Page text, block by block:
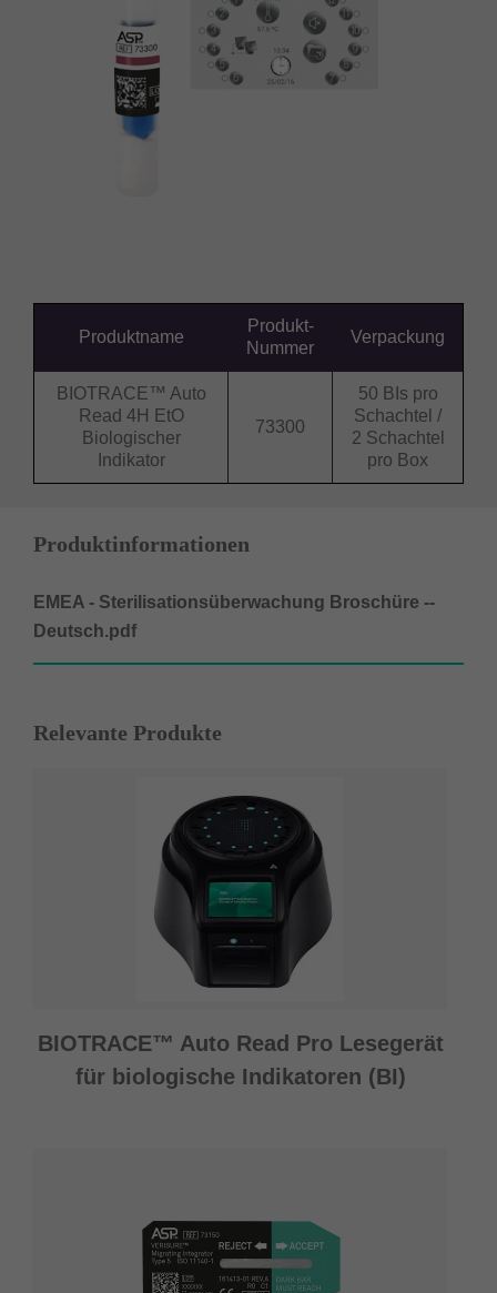
Produktname
Produkt-
Nummer
Verpackung
BIOTRACE™ Auto
Read 4H EtO
Biologischer
Indikator
73300
50 BIs pro
Schachtel /
2 Schachtel
pro Box
Produktinformationen
EMEA - Sterilisationsüberwachung Broschüre --
Deutsch.pdf
Relevante Produkte
BIOTRACE™ Auto Read Pro Lesegerät
für biologische Indikatoren (BI)